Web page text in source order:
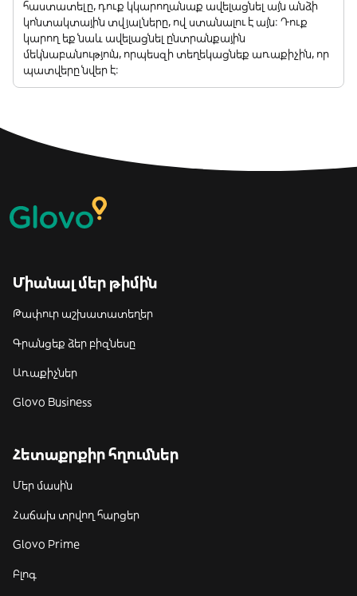
հաստատելը, դուք կկարողանաք ավելացնել այն անձի
կոնտակտային տվյալները, ով ստանալու է այն: Դուք
կարող եք նաև ավելացնել ընտրանքային
մեկնաբանություն, որպեսզի տեղեկացնեք առաքիչին, որ
պատվերը նվեր է:
Միանալ մեր թիմին
Թափուր աշխատատեղեր
Գրանցեք ձեր բիզնեսը
Առաքիչներ
Glovo Business
Հետաքրքիր հղումներ
Մեր մասին
Հաճախ տրվող հարցեր
Glovo Prime
Բլոգ